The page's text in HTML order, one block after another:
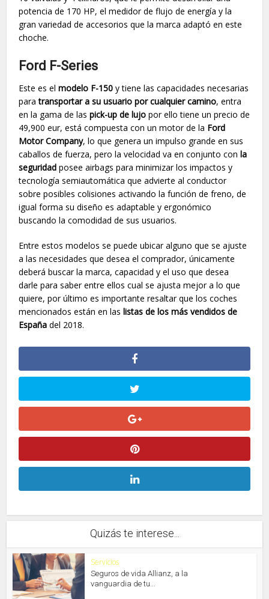
potencia de 170 HP, el medidor de flujo de energía y la
gran variedad de accesorios que la marca adaptó en este
choche.
Ford F-Series
Este es elmodelo F-150 y tiene las capacidades necesarias
paratransportar a su usuario por cualquier camino, entra
en la gama de laspick-up de lujo por ello tiene un precio de
49,900 eur, está compuesta con un motor de la Ford
Motor Company, lo que genera un impulso grande en sus
caballos de fuerza, pero la velocidad va en conjunto conla
seguridad posee airbags para minimizar los impactos y
tecnología semiautomática que advierte al conductor
sobre posibles colisiones activando la función de freno, de
igual forma su diseño es adaptable y ergonómico
buscando la comodidad de sus usuarios.
Entre estos modelos se puede ubicar alguno que se ajuste
a las necesidades que desea el comprador, únicamente
deberá buscar la marca, capacidad y el uso que desea
darle para saber entre ellos cual se ajusta mejor a lo que
quiere, por último es importante resaltar que los coches
mencionados están en laslistas de los más vendidos de
España del 2018.
Quizás te interese...
Servicios
Seguros de vida Allianz, a la
vanguardia de tu...